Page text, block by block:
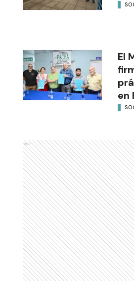
El
en
Ads